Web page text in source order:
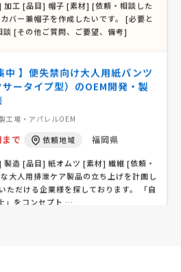
加工 [品目] 帽子 [素材] [依頼・相談した
バー兼帽子を作成したいです。 [必要と
[その他ご質問、ご要望、備考]
中 】便失禁向け大人用紙パンツ
サータイプ型）のOEM開発・製
工場・アパレルOEM
で 依頼地域 福岡県
造 [品目] 紙オムツ [素材] 繊維 [依頼・
大人用排泄ケア製品の立ち上げを計画し
ただける企業様を探しております。 「自
」をコンセプト …